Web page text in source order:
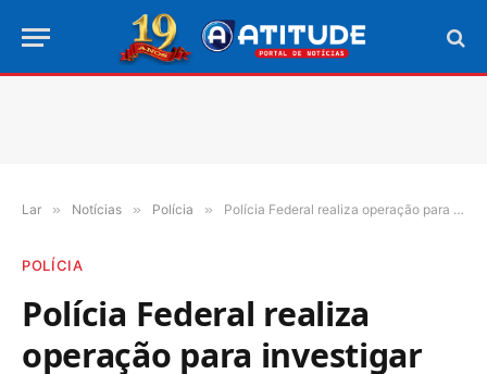
Lar » Notícias » Polícia » Polícia Federal realiza operação para investigar organização criminosa suspeita de corrupção no Tocantins
POLÍCIA
Polícia Federal realiza
operação para investigar